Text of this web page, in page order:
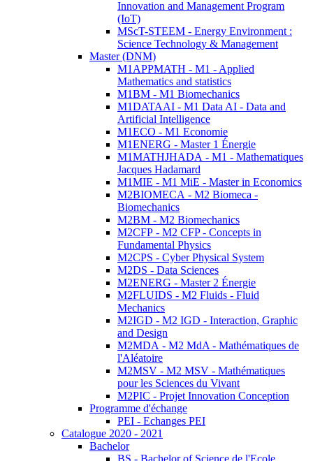
Innovation and Management Program
(IoT)
MScT-STEEM - Energy Environment :
Science Technology & Management
Master (DNM)
M1APPMATH - M1 - Applied
Mathematics and statistics
M1BM - M1 Biomechanics
M1DATAAI - M1 Data AI - Data and
Artificial Intelligence
M1ECO - M1 Economie
M1ENERG - Master 1 Énergie
M1MATHJHADA - M1 - Mathematiques
Jacques Hadamard
M1MIE - M1 MiE - Master in Economics
M2BIOMECA - M2 Biomeca -
Biomechanics
M2BM - M2 Biomechanics
M2CFP - M2 CFP - Concepts in
Fundamental Physics
M2CPS - Cyber Physical System
M2DS - Data Sciences
M2ENERG - Master 2 Énergie
M2FLUIDS - M2 Fluids - Fluid
Mechanics
M2IGD - M2 IGD - Interaction, Graphic
and Design
M2MDA - M2 MdA - Mathématiques de
l'Aléatoire
M2MSV - M2 MSV - Mathématiques
pour les Sciences du Vivant
M2PIC - Projet Innovation Conception
Programme d'échange
PEI - Echanges PEI
Catalogue 2020 - 2021
Bachelor
BS - Bachelor of Science de l'Ecole